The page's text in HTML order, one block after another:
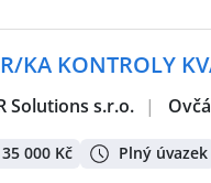
KA KONTROLY
Solutions s.r.o. |
000 Kč Plný úvazek